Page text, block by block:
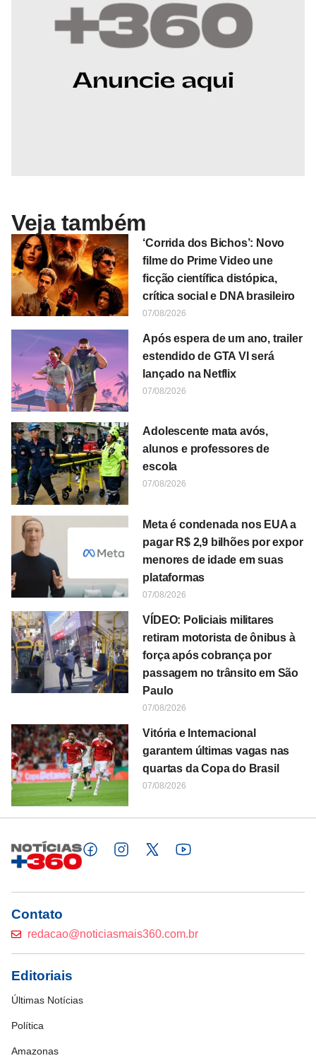
Veja também
‘Corrida dos Bichos’: Novo
filme do Prime Video une
ficção científica distópica,
crítica social e DNA brasileiro
07/08/2026
Após espera de um ano, trailer
estendido de GTA VI será
lançado na Netflix
07/08/2026
Adolescente mata avós,
alunos e professores de
escola
07/08/2026
Meta é condenada nos EUA a
pagar R$ 2,9 bilhões por expor
menores de idade em suas
plataformas
07/08/2026
VÍDEO: Policiais militares
retiram motorista de ônibus à
força após cobrança por
passagem no trânsito em São
Paulo
07/08/2026
Vitória e Internacional
garantem últimas vagas nas
quartas da Copa do Brasil
07/08/2026
Contato
redacao@noticiasmais360.com.br
Editoriais
Últimas Notícias
Política
Amazonas